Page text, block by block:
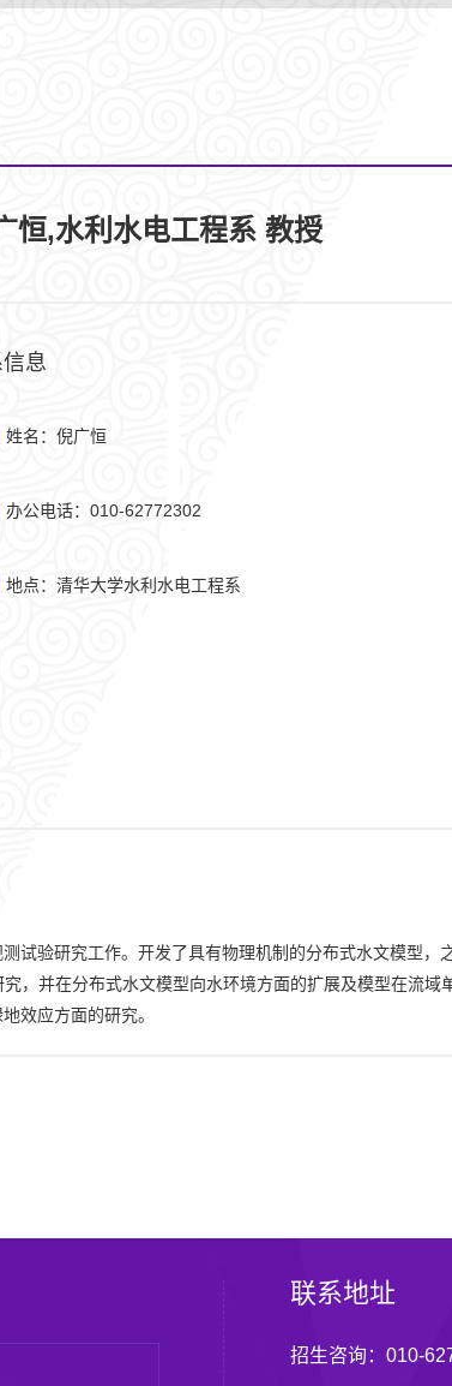
恒,水利水电工程系 教授
息
姓名：倪广恒
办公电话：010-62772302
地点：清华大学水利水电工程系
试验研究工作。开发了具有物理机制的分布式水文模型
，并在分布式水文模型向水环境方面的扩展及模型在流
地效应方面的研究。
联系地址
招生咨询：010-